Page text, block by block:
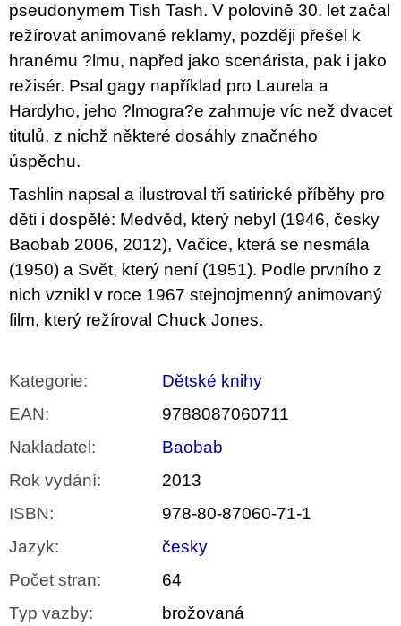
pseudonymem Tish Tash. V polovině 30. let začal
režírovat animované reklamy, později přešel k
hranému ?lmu, napřed jako scenárista, pak i jako
režisér. Psal gagy například pro Laurela a
Hardyho, jeho ?lmogra?e zahrnuje víc než dvacet
titulů, z nichž některé dosáhly značného
úspěchu.
Tashlin napsal a ilustroval tři satirické příběhy pro
děti i dospělé: Medvěd, který nebyl (1946, česky
Baobab 2006, 2012), Vačice, která se nesmála
(1950) a Svět, který není (1951). Podle prvního z
nich vznikl v roce 1967 stejnojmenný animovaný
film, který režíroval Chuck Jones.
Kategorie:
Dětské knihy
EAN:
9788087060711
Nakladatel :
Baobab
Rok vydání:
2013
ISBN:
978-80-87060-71-1
Jazyk:
česky
Počet stran:
64
Typ vazby: brožovaná